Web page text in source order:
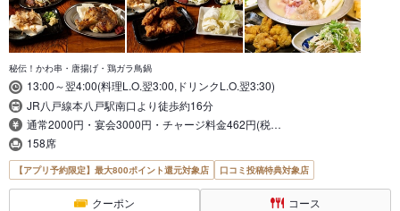
秘伝！かわ串・唐揚げ・鶏ガラ鳥鍋
13:00～翌4:00(料理L.O.翌3:00,ドリンクL.O.翌3:30)
JR八戸線本八戸駅南口より徒歩約16分
通常2000円・宴会3000円・チャージ料金462円(税…
158席
【アプリ予約限定】最大800ポイント還元対象店 口コミ投稿特典対象店
クーポン コース